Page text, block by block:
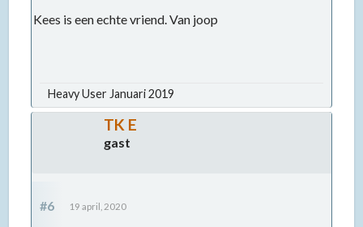
Kees is een echte vriend. Van joop
Heavy User Januari 2019
TK E
gast
#6 19 april, 2020